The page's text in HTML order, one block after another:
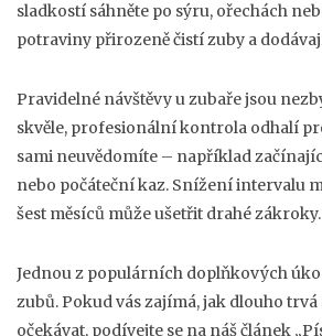
sladkostí sáhněte po sýru, ořechách
potraviny přirozeně čistí zuby a
Pravidelné návštěvy u zubaře jsou
skvěle, profesionální kontrola odhalí
sami neuvědomíte – například
nebo počáteční kaz. Snížení intervalu
šest měsíců může ušetřit drahé zákroky.
Jednou z populárních doplňkových
zubů. Pokud vás zajímá, jak dlouho trvá
očekávat, podívejte se na náš článek